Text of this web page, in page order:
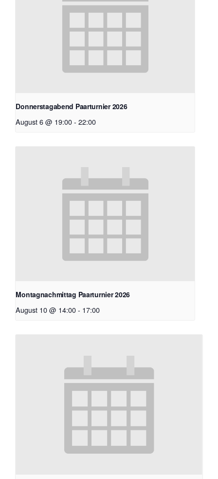
Donnerstagabend Paarturnier 2026
August 6 @ 19:00 - 22:00
Montagnachmittag Paarturnier 2026
August 10 @ 14:00 - 17:00